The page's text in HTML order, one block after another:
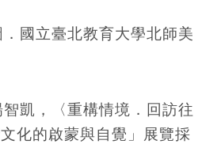
國立臺北教育大學北師美
凱，〈重構情境．回訪往
化的啟蒙與自覺」展覽採